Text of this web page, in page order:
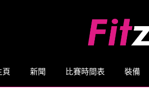
頁 新聞 比賽時間表 裝備